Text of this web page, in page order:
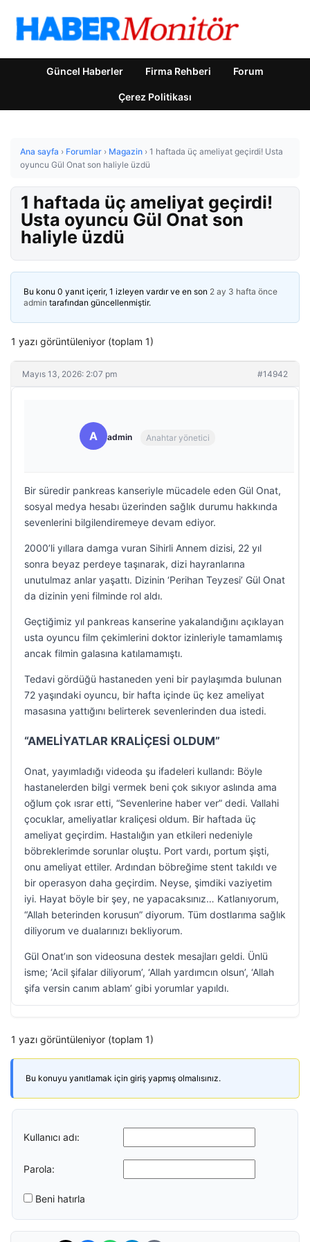
Güncel Haberler Firma Rehberi Forum
Çerez Politikası
Ana sayfa › Forumlar › Magazin › 1 haftada üç ameliyat geçirdi! Usta
oyuncu Gül Onat son haliyle üzdü
1 haftada üç ameliyat geçirdi!
Usta oyuncu Gül Onat son
haliyle üzdü
Bu konu 0 yanıt içerir, 1 izleyen vardır ve en son 2 ay 3 hafta önce
admin tarafından güncellenmiştir.
1 yazı görüntüleniyor (toplam 1)
Mayıs 13, 2026: 2:07 pm #14942
A admin Anahtar yönetici
Bir süredir pankreas kanseriyle mücadele eden Gül Onat,
sosyal medya hesabı üzerinden sağlık durumu hakkında
sevenlerini bilgilendiremeye devam ediyor.
2000’li yıllara damga vuran Sihirli Annem dizisi, 22 yıl
sonra beyaz perdeye taşınarak, dizi hayranlarına
unutulmaz anlar yaşattı. Dizinin ‘Perihan Teyzesi’ Gül Onat
da dizinin yeni filminde rol aldı.
Geçtiğimiz yıl pankreas kanserine yakalandığını açıklayan
usta oyuncu film çekimlerini doktor izinleriyle tamamlamış
ancak filmin galasına katılamamıştı.
Tedavi gördüğü hastaneden yeni bir paylaşımda bulunan
72 yaşındaki oyuncu, bir hafta içinde üç kez ameliyat
masasına yattığını belirterek sevenlerinden dua istedi.
“AMELİYATLAR KRALİÇESİ OLDUM”
Onat, yayımladığı videoda şu ifadeleri kullandı: Böyle
hastanelerden bilgi vermek beni çok sıkıyor aslında ama
oğlum çok ısrar etti, “Sevenlerine haber ver” dedi. Vallahi
çocuklar, ameliyatlar kraliçesi oldum. Bir haftada üç
ameliyat geçirdim. Hastalığın yan etkileri nedeniyle
böbreklerimde sorunlar oluştu. Port vardı, portum şişti,
onu ameliyat ettiler. Ardından böbreğime stent takıldı ve
bir operasyon daha geçirdim. Neyse, şimdiki vaziyetim
iyi. Hayat böyle bir şey, ne yapacaksınız… Katlanıyorum,
“Allah beterinden korusun” diyorum. Tüm dostlarıma sağlık
diliyorum ve dualarınızı bekliyorum.
Gül Onat’ın son videosuna destek mesajları geldi. Ünlü
isme; ‘Acil şifalar diliyorum’, ‘Allah yardımcın olsun’, ‘Allah
şifa versin canım ablam’ gibi yorumlar yapıldı.
1 yazı görüntüleniyor (toplam 1)
Bu konuyu yanıtlamak için giriş yapmış olmalısınız.
Kullanıcı adı:
Parola:
Beni hatırla